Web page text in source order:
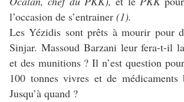
l’occasion de s’entrainer (1).
Les Yézidis sont prêts à mourir pour
Sinjar. Massoud Barzani leur fera-t-il
et des munitions ? Il n’est question
100 tonnes vivres et de
Jusqu’à quand ?